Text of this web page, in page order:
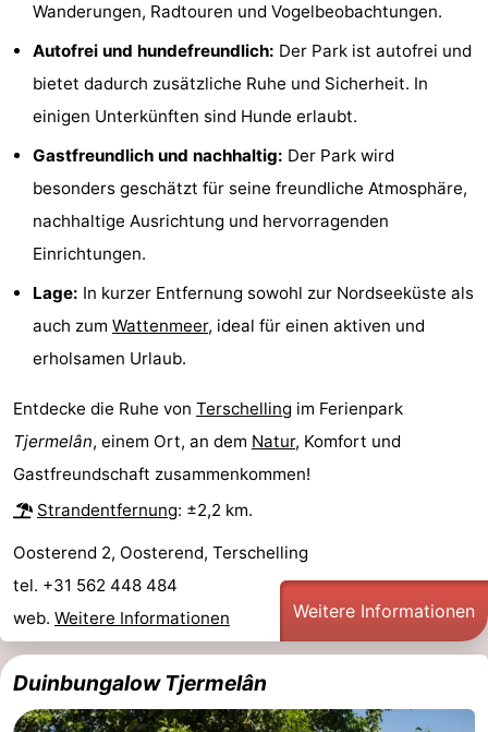
Minigolfplätze
Wellness-
Führungen
Sport
Schwimmbader
Radfahren
Wandern
Reiten
-
Surfen
-
Wattwandern
-
Sportangeln
Seehunden
Nachtleben
Essen
und
Veranstaltungen
Wanderungen, Radtouren und Vogelbeobachtungen.
Autofrei und hundefreundlich: Der Park ist autofrei und
bietet dadurch zusätzliche Ruhe und Sicherheit. In
einigen Unterkünften sind Hunde erlaubt.
Gastfreundlich und nachhaltig: Der Park wird
besonders geschätzt für seine freundliche Atmosphäre,
nachhaltige Ausrichtung und hervorragenden
Einrichtungen.
Lage: In kurzer Entfernung sowohl zur Nordseeküste als
auch zum Wattenmeer, ideal für einen aktiven und
erholsamen Urlaub.
Entdecke die Ruhe von Terschelling im Ferienpark
Tjermelân, einem Ort, an dem Natur, Komfort und
Gastfreundschaft zusammenkommen!
Strandentfernung: ±2,2 km.
Oosterend 2, Oosterend, Terschelling
tel. +31 562 448 484
web. Weitere Informationen Weitere Informationen
Duinbungalow Tjermelân